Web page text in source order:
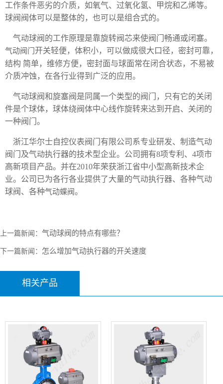
工作条件恶劣的介质，如氧气、过氧化氢、甲烷和乙烯等。
球阀阀体可以是整体的，也可以是组合式的。
气动球阀的工作原理是靠旋转阀芯来使阀门畅通或闭塞。
气动阀门 开关轻便，体积小，可以做成很大口径，密封可靠，
结构 简单，维修方便，密封面与球面常在闭合状态，不易被
介质冲蚀，在各行业得到广泛的应用。
气动球阀和旋塞阀是同属一个类型的阀门，只有它的关闭
件是个球体，球体绕阀体中心线作旋转来达到开启、关闭的
一种阀门。
浙江华尔士自控仪表阀门有限公司系专业研发、制造气动
阀门及气动执行器的技术型企业。公司拥有8项专利、4项市
高新项目产品。并在2010年荣获浙江省中小型高新技术企
业。公司已为各行各业提供了大量的气动执行器、各种气动
球阀、各种气动蝶阀。
上一篇新闻： 气动球阀的特点有哪些？
下一篇新闻： 怎么增加气动执行器的开关速度
相关产品